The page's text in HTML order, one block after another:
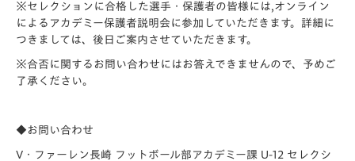
※セレクションに合格した選手・保護者の皆様には,オンライン
によるアカデミー保護者説明会に参加していただきます。詳細に
つきましては、後日ご案内させていただきます。
※合否に関するお問い合わせにはお答えできませんので、予めご
了承ください。
◆お問い合わせ
V・ファーレン⻑崎 フットボール部アカデミー課 U-12 セレクシ